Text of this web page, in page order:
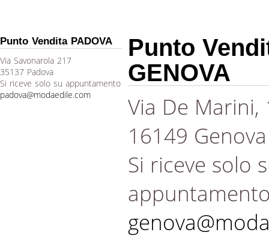
Punto Vendita PADOVA
Via Savonarola 217
35137 Padova
Si riceve solo su appuntamento
padova@modaedile.com
Punto
GENOVA
Via De Marini,
16149 Genova
Si riceve solo